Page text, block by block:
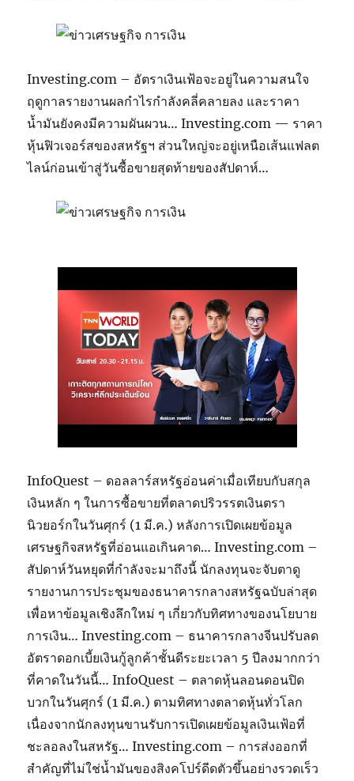
Investing.com – อัตราเงินเฟ้อจะอยู่ในความสนใจ
ฤดูกาลรายงานผลกำไรกำลังคลี่คลายลง และราคา
น้ำมันยังคงมีความผันผวน… Investing.com — ราคา
หุ้นฟิวเจอร์สของสหรัฐฯ ส่วนใหญ่จะอยู่เหนือเส้นแฟลต
ไลน์ก่อนเข้าสู่วันซื้อขายสุดท้ายของสัปดาห์…
InfoQuest – ดอลลาร์สหรัฐอ่อนค่าเมื่อเทียบกับสกุล
เงินหลัก ๆ ในการซื้อขายที่ตลาดปริวรรตเงินตรา
นิวยอร์กในวันศุกร์ (1 มี.ค.) หลังการเปิดเผยข้อมูล
เศรษฐกิจสหรัฐที่อ่อนแอเกินคาด… Investing.com –
สัปดาห์วันหยุดที่กำลังจะมาถึงนี้ นักลงทุนจะจับตาดู
รายงานการประชุมของธนาคารกลางสหรัฐฉบับล่าสุด
เพื่อหาข้อมูลเชิงลึกใหม่ ๆ เกี่ยวกับทิศทางของนโยบาย
การเงิน… Investing.com – ธนาคารกลางจีนปรับลด
อัตราดอกเบี้ยเงินกู้ลูกค้าชั้นดีระยะเวลา 5 ปีลงมากกว่า
ที่คาดในวันนี้… InfoQuest – ตลาดหุ้นลอนดอนปิด
บวกในวันศุกร์ (1 มี.ค.) ตามทิศทางตลาดหุ้นทั่วโลก
เนื่องจากนักลงทุนขานรับการเปิดเผยข้อมูลเงินเฟ้อที่
ชะลอลงในสหรัฐ… Investing.com – การส่งออกที่
สำคัญที่ไม่ใช่น้ำมันของสิงคโปร์ดีดตัวขึ้นอย่างรวดเร็ว